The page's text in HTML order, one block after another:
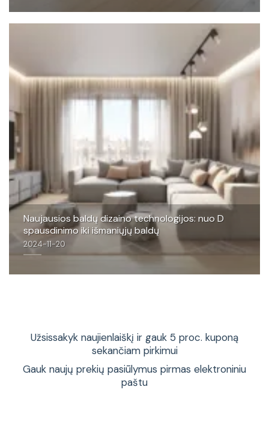
Naujausios baldų dizaino technologijos: nuo D
spausdinimo iki išmaniųjų baldų
2024-11-20
Užsissakyk naujienlaiškį ir gauk 5 proc. kuponą
sekančiam pirkimui
Gauk naujų prekių pasiūlymus pirmas elektroniniu
paštu